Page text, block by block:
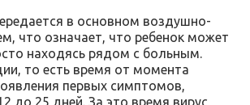
в основном воздушно-
что означает, что ребенок может
находясь рядом с больным.
то есть время от момента
первых симптомов,
до 25 дней. За это время вирус